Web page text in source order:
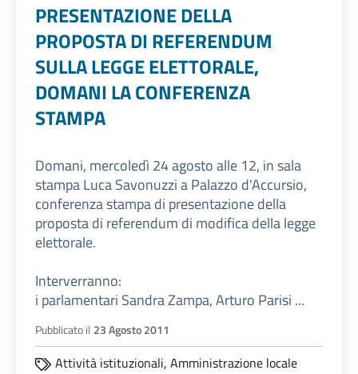
PRESENTAZIONE DELLA
PROPOSTA DI REFERENDUM
SULLA LEGGE ELETTORALE,
DOMANI LA CONFERENZA
STAMPA
Domani, mercoledì 24 agosto alle 12, in sala
stampa Luca Savonuzzi a Palazzo d'Accursio,
conferenza stampa di presentazione della
proposta di referendum di modifica della legge
elettorale.
Interverranno:
i parlamentari Sandra Zampa, Arturo Parisi ...
Pubblicato il 23 Agosto 2011
Attività istituzionali, Amministrazione locale